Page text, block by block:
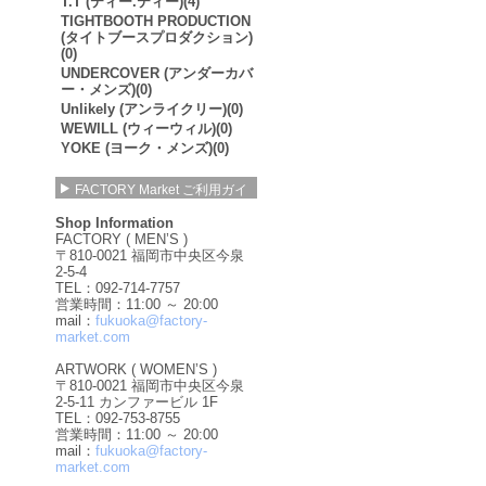
TIGHTBOOTH PRODUCTION
(タイトブースプロダクション)
(0)
UNDERCOVER (アンダーカバ
ー・メンズ)(0)
Unlikely (アンライクリー)(0)
WEWILL (ウィーウィル)(0)
YOKE (ヨーク・メンズ)(0)
FACTORY Market ご利用ガイ
Shop Information
FACTORY ( MEN’S )
〒810-0021 福岡市中央区今泉
2-5-4
TEL：092-714-7757
営業時間：11:00 ～ 20:00
mail： fukuoka@factory-
market.com
ARTWORK ( WOMEN’S )
〒810-0021 福岡市中央区今泉
2-5-11 カンファービル 1F
TEL：092-753-8755
営業時間：11:00 ～ 20:00
mail： fukuoka@factory-
market.com